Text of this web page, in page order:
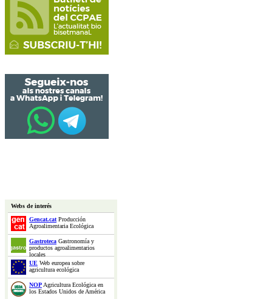
Webs de interés
Gencat.catProducción
Agroalimentaria Ecológica
Gastroteca Gastronomía y
productos agroalimentarios
locales
UE Web europea sobre
agricultura ecológica
NOPAgricultura Ecológica en
los Estados Unidos de América